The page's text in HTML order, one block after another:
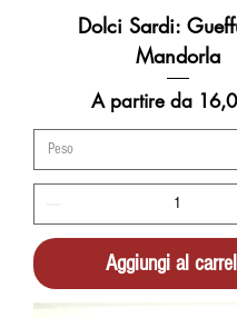
Dolci Sardi:
Mandorla
A partire da
Prezzo scontato
Aggiungi al